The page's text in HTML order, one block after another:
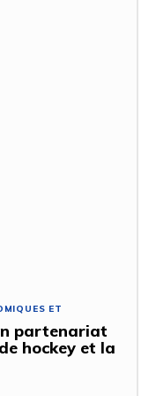
ET
partenariat
hockey et la